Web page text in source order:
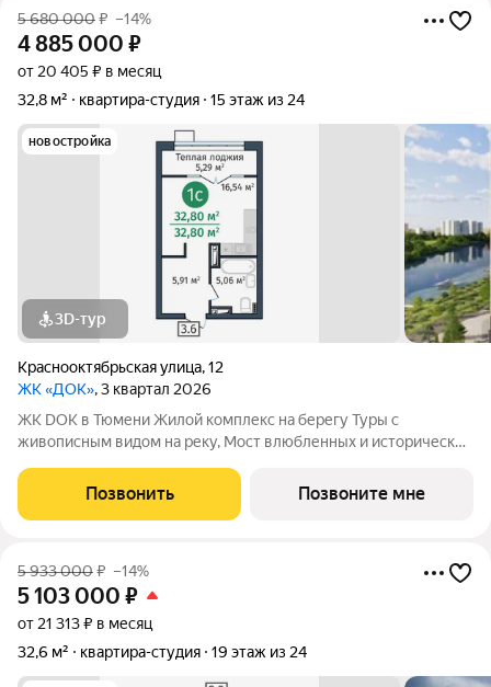
5 680 000₽ –14%
4 885 000 ₽
от 20 405 ₽ в месяц
32,8 м²
квартира-студия 15 этаж из 24
новостройка
3D-тур
Краснооктябрьская улица,12
ЖК «ДОК», 3 квартал 2026
ЖК DOK в Тюмени Жилой комплекс на берегу Туры с
живописным видом на реку, Мост влюбленных и исторический
принципиально новой организацией общественных зон. Три
лепестка здания сходятся в большое
Позвонить Позвоните мне
5 933 000₽ –14%
5 103 000 ₽
от 21 313 ₽ в месяц
32,6 м²
квартира-студия 19 этаж из 24